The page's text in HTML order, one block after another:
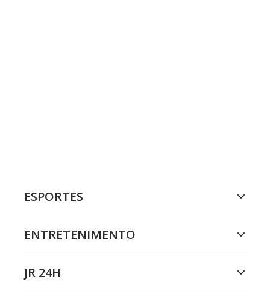
ESPORTES
ENTRETENIMENTO
JR 24H